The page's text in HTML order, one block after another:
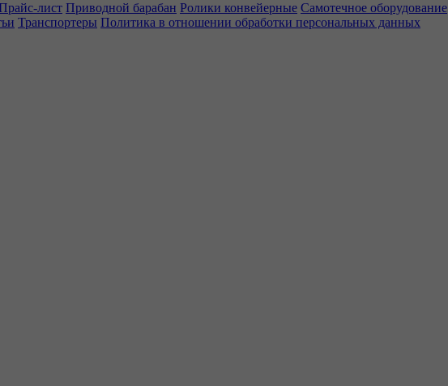
лист Приводной барабан Ролики конвейерные Самотечное оборудование
Транспортеры Политика в отношении обработки персональных данных